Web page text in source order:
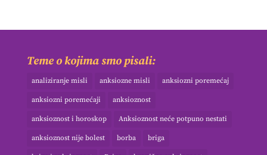
Teme o kojima smo pisali:
analiziranje misli anksiozne misli anksiozni poremećaj
anksiozni poremećaji anksioznost
anksioznost i horoskop Anksioznost neće potpuno nestati
anksioznost nije bolest borba briga